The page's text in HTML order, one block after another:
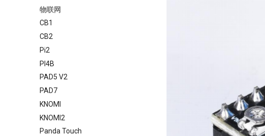
SKRat
EBB SB2209 CAN RP2040
EBB SB2209 USB V1.0
EBB36 GEN2 V1.0
EBB42 GEN2 V1.0
U2C
KRAKEN V1.0/V1.1
物联网
CB1
CB2
Pi2
PI4B
PAD5 V2
PAD7
KNOMI
KNOMI2
Panda Touch